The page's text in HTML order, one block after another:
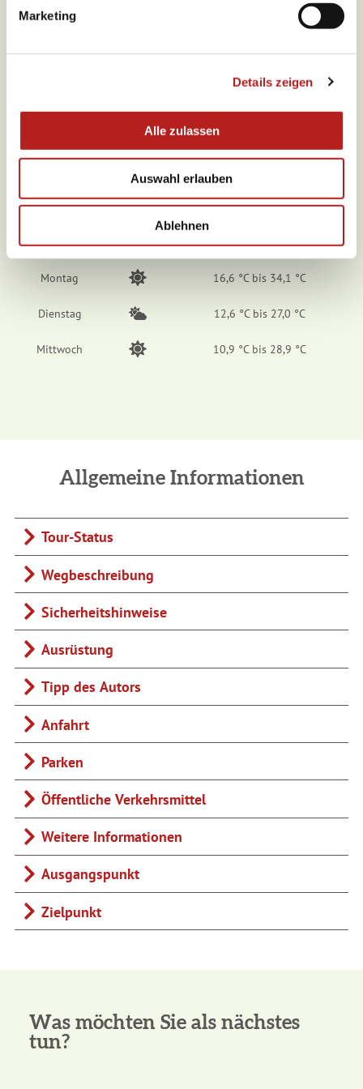
Marketing
Details zeigen
Alle zulassen
Auswahl erlauben
Ablehnen
Wochenübersicht
Samstag 10,8 °C bis 30,5 °C
Sonntag 14,0 °C bis 35,0 °C
Montag 16,6 °C bis 34,1 °C
Dienstag 12,6 °C bis 27,0 °C
Mittwoch 10,9 °C bis 28,9 °C
Allgemeine Informationen
Tour-Status
Wegbeschreibung
Sicherheitshinweise
Ausrüstung
Tipp des Autors
Anfahrt
Parken
Öffentliche Verkehrsmittel
Weitere Informationen
Ausgangspunkt
Zielpunkt
Was möchten Sie als nächstes
tun?